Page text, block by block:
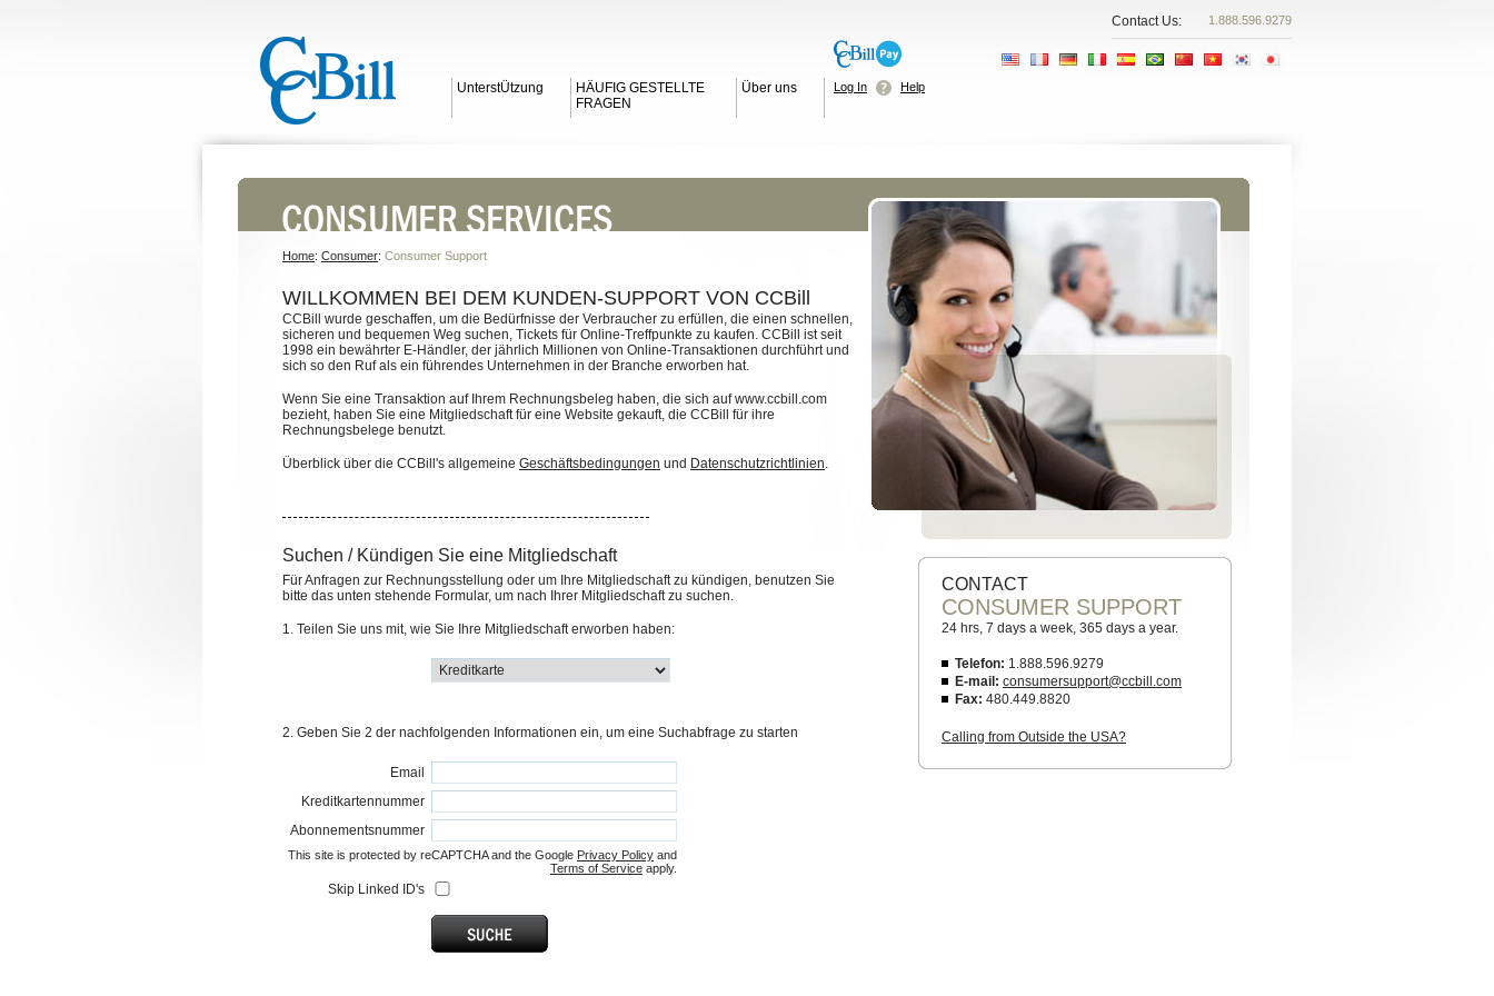
Contact Us: 1.888.596.9279
UnterstÜtzung
HÄUFIG GESTELLTE
FRAGEN
Über uns Log In Help
Home: Consumer: Consumer Support
CONTACT
CONSUMER SUPPORT
24 hrs, 7 days a week, 365 days a year.
Telefon: 1.888.596.9279
E-mail: consumersupport@ccbill.com
Fax: 480.449.8820
Calling from Outside the USA?
WILLKOMMEN BEI DEM KUNDEN-SUPPORT VON CCBill
CCBill wurde geschaffen, um die Bedürfnisse der Verbraucher zu erfüllen, die einen schnellen,
sicheren und bequemen Weg suchen, Tickets für Online-Treffpunkte zu kaufen. CCBill ist seit
1998 ein bewährter E-Händler, der jährlich Millionen von Online-Transaktionen durchführt und
sich so den Ruf als ein führendes Unternehmen in der Branche erworben hat.
Wenn Sie eine Transaktion auf Ihrem Rechnungsbeleg haben, die sich auf www.ccbill.com
bezieht, haben Sie eine Mitgliedschaft für eine Website gekauft, die CCBill für ihre
Rechnungsbelege benutzt.
Überblick über die CCBill's allgemeine Geschäftsbedingungen und Datenschutzrichtlinien.
Suchen / Kündigen Sie eine Mitgliedschaft
Für Anfragen zur Rechnungsstellung oder um Ihre Mitgliedschaft zu kündigen, benutzen Sie
bitte das unten stehende Formular, um nach Ihrer Mitgliedschaft zu suchen.
1. Teilen Sie uns mit, wie Sie Ihre Mitgliedschaft erworben haben:
2. Geben Sie 2 der nachfolgenden Informationen ein, um eine Suchabfrage zu starten
Email
Kreditkartennummer
Abonnementsnummer
This site is protected by reCAPTCHA and the Google Privacy Policy and
Terms of Service apply.
Skip Linked ID's